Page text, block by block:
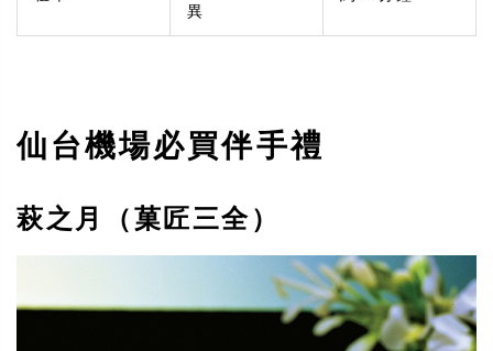
異
仙台機場必買伴手禮
萩之月（菓匠三全）